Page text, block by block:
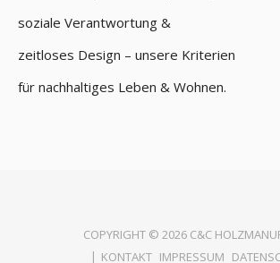
soziale Verantwortung &
zeitloses Design – unsere Kriterien
für nachhaltiges Leben & Wohnen.
COPYRIGHT © 2026 C&C
KONTAKT IMPRESSUM